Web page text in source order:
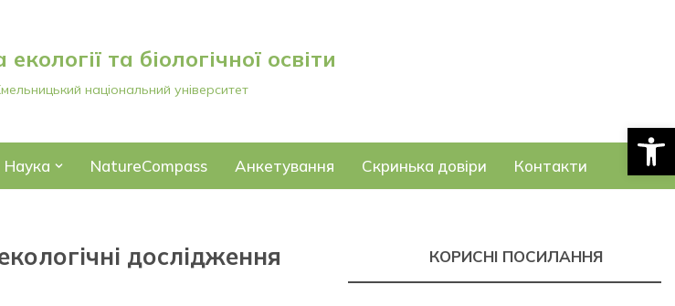
та біологічної освіти
національний університет
Наука NatureCompass Анкетування Скринька довіри Контакти
дослідження
КОРИСНІ ПОСИЛАННЯ